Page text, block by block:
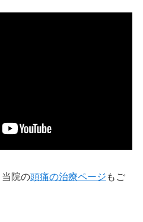
院の頭痛の治療ページ もご